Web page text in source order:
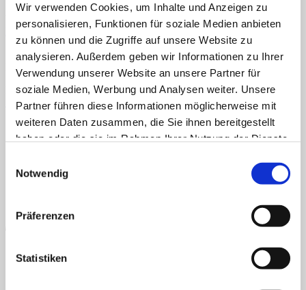
Wir verwenden Cookies, um Inhalte und Anzeigen zu
personalisieren, Funktionen für soziale Medien anbieten
zu können und die Zugriffe auf unsere Website zu
analysieren. Außerdem geben wir Informationen zu Ihrer
Verwendung unserer Website an unsere Partner für
soziale Medien, Werbung und Analysen weiter. Unsere
Partner führen diese Informationen möglicherweise mit
weiteren Daten zusammen, die Sie ihnen bereitgestellt
haben oder die sie im Rahmen Ihrer Nutzung der Dienste
Notwendig
Präferenzen
Statistiken
Menü
Über uns
Shop
Info
Suchen
nach:
Suchen
Veröffentlicht 14. September 2024bei 825 × 600 in
Klettmappe:
Mengen bis 6
Klettmappe, TEACCH, Mengen bis 6, Mengen, Zählen
Kommentare und Trackbacks sind derzeit geschlossen.
Zurück
Versand & Lieferung
Impressum